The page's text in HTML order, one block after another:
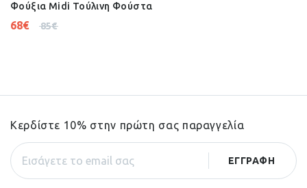
Φούξια Midi Τούλινη Φούστα
85€
68€
Κερδίστε 10% στην πρώτη σας παραγγελία